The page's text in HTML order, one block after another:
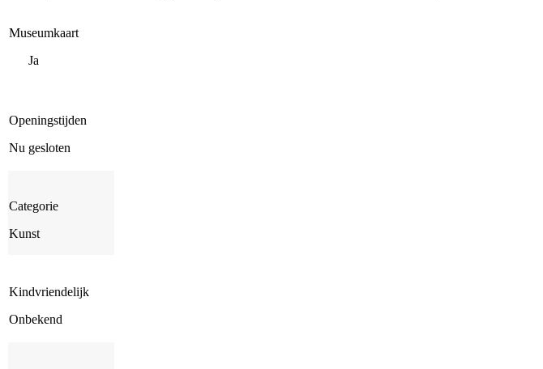
Museumkaart
Ja
Openingstijden
Nu gesloten
Categorie
Kunst
Kindvriendelijk
Onbekend